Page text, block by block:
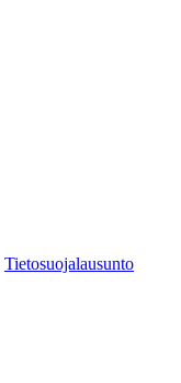
Tietosuojalausunto